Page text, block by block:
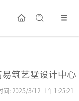
筑艺墅设计中心
间: 2025/3/12 上午1:25:21